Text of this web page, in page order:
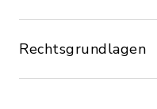
Rechtsgrundlagen